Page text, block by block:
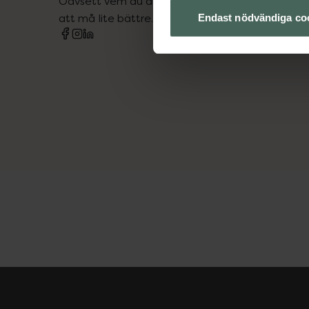
Endast nödvändiga
att må lite bättre. Välkommen att prata med